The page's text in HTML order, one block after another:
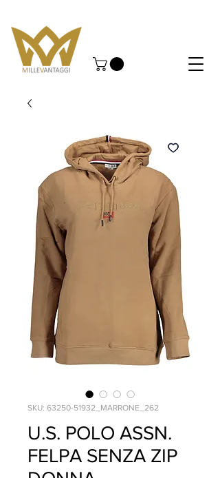
SKU: 63250-51932_MARRONE_262
U.S. POLO ASSN.
FELPA SENZA ZIP